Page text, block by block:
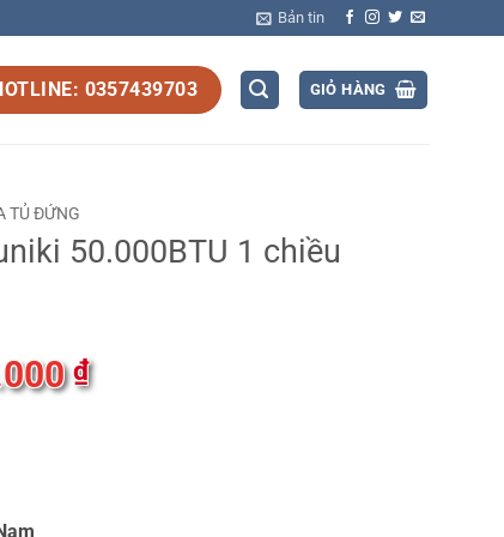
Bản tin
0357439703 GIỎ HÀNG
TỦ ĐỨNG
50.000BTU 1 chiều
₫Giá
hiện